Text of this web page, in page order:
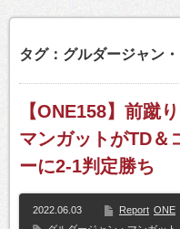
タグ：グルダージャン
【ONE158】前蹴
マンガットがTD＆
ーに2-1判定勝ち
2022.06.03 Report ONE